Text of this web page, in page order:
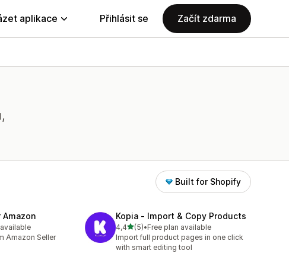
aplikace Přihlásit se Začít zdarma
Built for Shopify
Amazon
43
Amazon Seller
Kopia ‑ Import & Copy Products
4,4z 5 hvězd
(5)
Celkový počet recenzí: 5
•Free plan available
Import full product pages in one click
with smart editing tool